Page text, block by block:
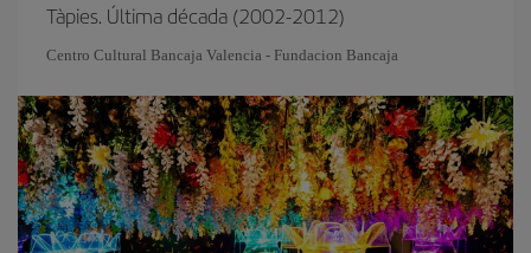
Tàpies. Última década (2002-2012)
Centro Cultural Bancaja Valencia - Fundacion Bancaja